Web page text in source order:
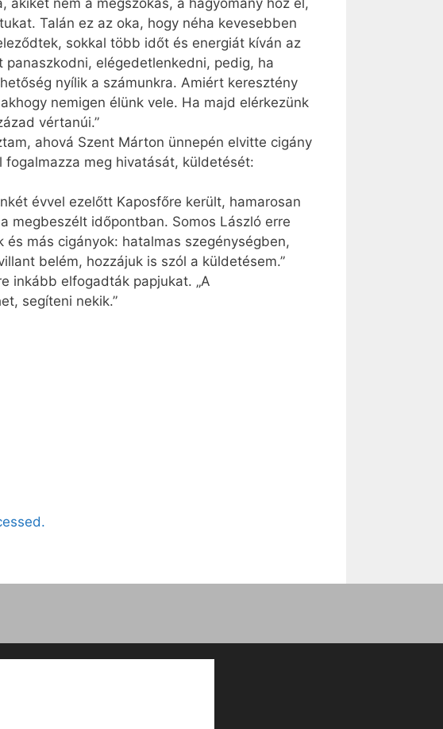
nem a megszokás, a hagyomány hoz el,
Talán ez az oka, hogy néha kevesebben
sokkal több időt és energiát kíván az
elégedetlenkedni, pedig, ha
nyílik a számunkra. Amiért keresztény
nemigen élünk vele. Ha majd elérkezünk
vértanúi.”
ahová Szent Márton ünnepén elvitte cigány
meg hivatását, küldetését:
évvel ezelőtt Kaposfőre került, hamarosan
megbeszélt időpontban. Somos László erre
más cigányok: hatalmas szegénységben,
belém, hozzájuk is szól a küldetésem.”
inkább elfogadták papjukat. „A
segíteni nekik.”